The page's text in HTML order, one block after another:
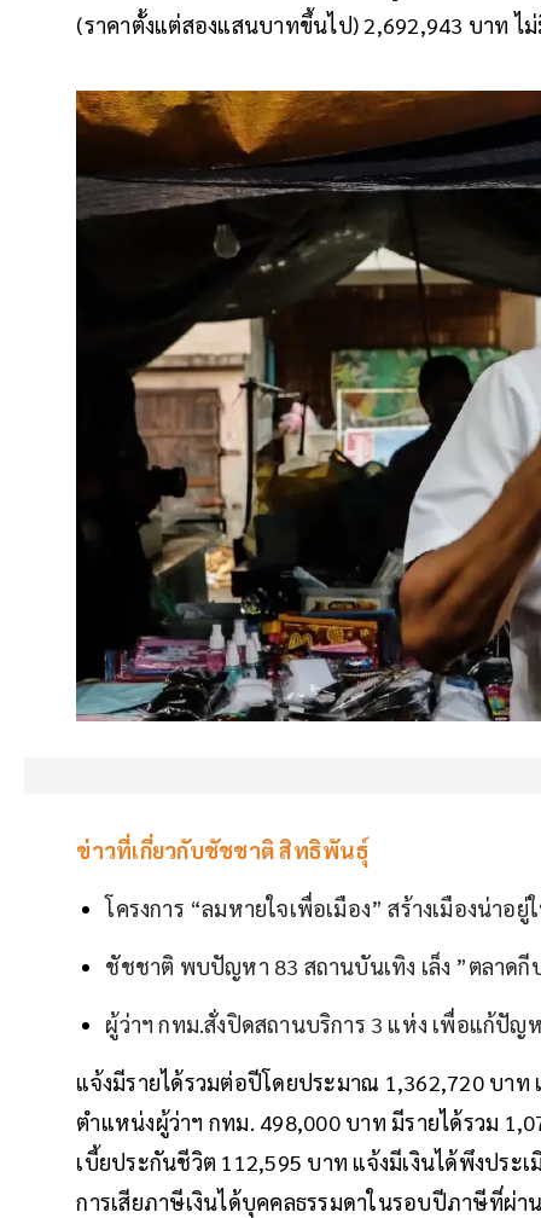
(ราคาตั้งแต่สองแสนบาทขึ้นไป) 2,692,943 บาท ไ
ข่าวที่เกี่ยวกับชัชชาติ สิทธิพันธ์ุ
โครงการ “ลมหายใจเพื่อเมือง” สร้างเมืองน่าอยู่
ชัชชาติ พบปัญหา 83 สถานบันเทิง เล็ง ”ตลาดกี
ผู้ว่าฯ กทม.สั่งปิดสถานบริการ 3 แห่ง เพื่อแก้ปัญ
แจ้งมีรายได้รวมต่อปีโดยประมาณ 1,362,720 บาท
ตำแหน่งผู้ว่าฯ กทม. 498,000 บาท มีรายได้รวม
เบี้ยประกันชีวิต 112,595 บาท แจ้งมีเงินได้พึงปร
การเสียภาษีเงินได้บุคคลธรรมดาในรอบปีภาษีที่ผ่า